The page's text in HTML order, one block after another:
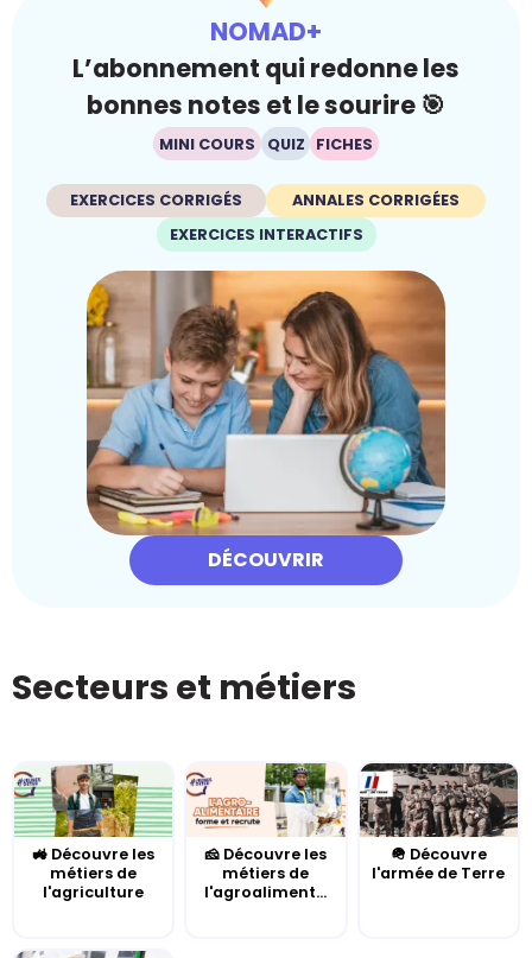
NOMAD+
L’abonnement qui redonne les
bonnes notes et le sourire 🎯
MINI COURS QUIZ FICHES
EXERCICES CORRIGÉS
ANNALES CORRIGÉES
EXERCICES INTERACTIFS
DÉCOUVRIR
Secteurs et métiers
🚜 Découvre les
métiers de
l'agriculture
🧀 Découvre les
métiers de
l'agroaliment...
🪖 Découvre
l'armée de Terre